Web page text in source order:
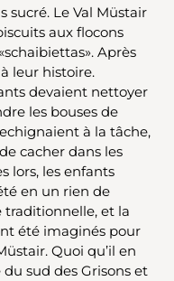
sucré. Le Val Müstair
aux flocons
Après
leur histoire.
devaient nettoyer
les bouses de
à la tâche,
cacher dans les
lors, les enfants
en un rien de
traditionnelle, et la
été imaginés pour
Quoi qu’il en
sud des Grisons et